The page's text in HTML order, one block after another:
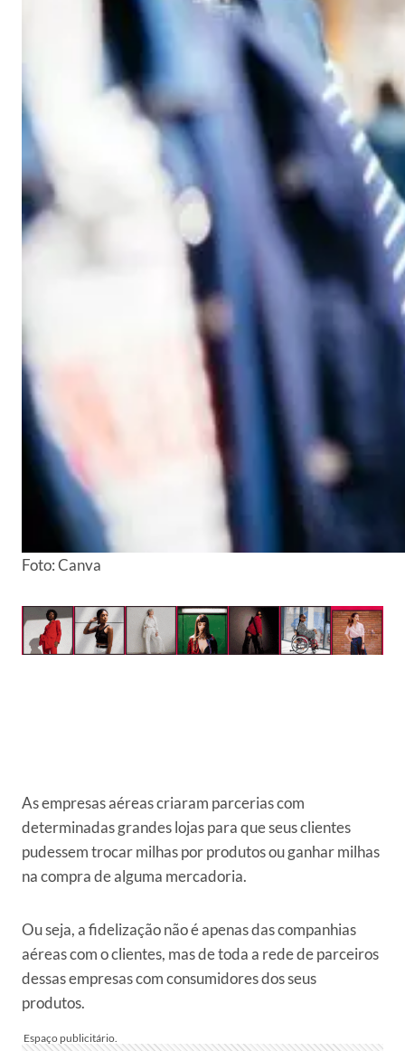
Foto: Canva
As empresas aéreas criaram parcerias com
determinadas grandes lojas para que seus clientes
pudessem trocar milhas por produtos ou ganhar milhas
na compra de alguma mercadoria.
Ou seja, a fidelização não é apenas das companhias
aéreas com o clientes, mas de toda a rede de parceiros
dessas empresas com consumidores dos seus
produtos.